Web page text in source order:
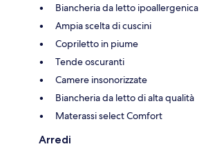
Biancheria da letto ipoallergenica
Ampia scelta di cuscini
Copriletto in piume
Tende oscuranti
Camere insonorizzate
Biancheria da letto di alta qualità
Materassi select Comfort
Arredi